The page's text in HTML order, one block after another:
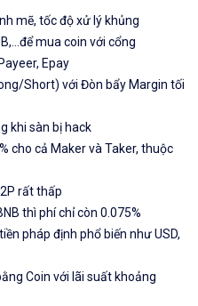
mẽ, tốc độ xử lý khủng
mua coin với cổng
Epay
Short) với Đòn bẩy Margin tối
khi sàn bị hack
cho cả Maker và Taker, thuộc
rất thấp
thì phí chỉ còn 0.075%
pháp định phổ biến như USD,
Coin với lãi suất khoảng